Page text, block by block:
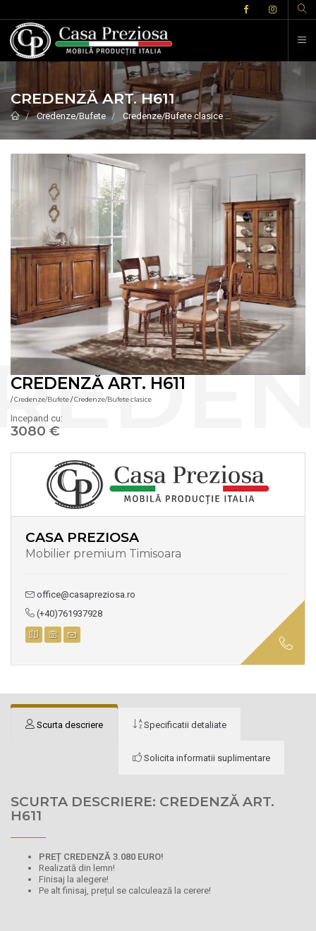
CREDENZĂ ART. H611
Credenze/Bufete Credenze/Bufete clasice CREDENZĂ ART.
CREDENZĂ ART. H611
/Credenze/Bufete/Credenze/Bufete clasice
Incepand cu:
3080 €
CASA PREZIOSA
Mobilier premium Timisoara
office@casapreziosa.ro
(+40)761937928
Scurta descriere Specificatii detaliate
Solicita informatii suplimentare
SCURTA DESCRIERE: CREDENZĂ ART.
H611
PREȚ CREDENZĂ 3.080 EURO!
Realizată din lemn!
Finisaj la alegere!
Pe alt finisaj, prețul se calculează la cerere!